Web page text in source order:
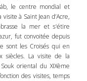
le centre mondial et
à Saint Jean d’Acre,
la mer et s'étire
fut convoitée depuis
sont les Croisés qui en
siècles. La visite de la
oriental du XIXème
des visites, temps